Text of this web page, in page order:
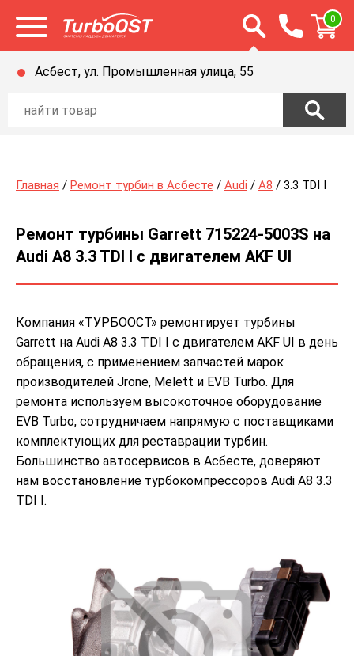
Открыть меню Открыть строку
0
Асбест, ул. Промышленная улица, 55
Главная / Ремонт турбин в Асбесте / Audi / A8 / 3.3 TDI I
Ремонт турбины Garrett 715224-5003S на
Audi A8 3.3 TDI I с двигателем AKF UI
Компания «ТУРБООСТ» ремонтирует турбины
Garrett на Audi A8 3.3 TDI I с двигателем AKF UI в день
обращения, с применением запчастей марок
производителей Jrone, Melett и EVB Turbo. Для
ремонта используем высокоточное оборудование
EVB Turbo, сотрудничаем напрямую с поставщиками
комплектующих для реставрации турбин.
Большинство автосервисов в Асбесте, доверяют
нам восстановление турбокомпрессоров Audi A8 3.3
TDI I.